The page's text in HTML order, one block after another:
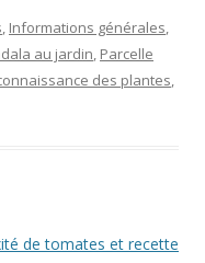
, Informations générales,
au jardin, Parcelle
des plantes,
de tomates et recette